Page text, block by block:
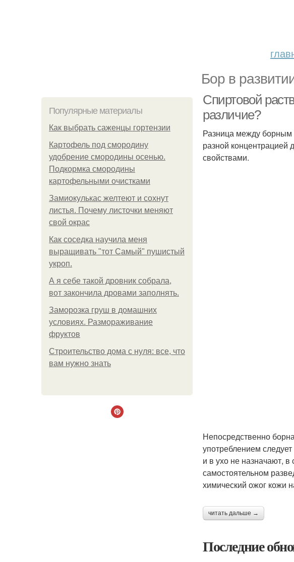
Бор в
Популярные материалы
Как выбрать саженцы гортензии
Картофель под смородину
удобрение смородины осенью.
Подкормка смородины
картофельными очистками
Замиокулькас желтеют и сохнут
листья. Почему листочки меняют
свой окрас
Как соседка научила меня
выращивать "тот Самый" пушистый
укроп.
А я себе такой дровник собрала,
вот закончила дровами заполнять.
Заморозка груш в домашних
условиях. Размораживание
фруктов
Строительство дома с нуля: все, что
вам нужно знать
Спиртовой
различие?
Разница между борным
разной
свойствами.
Непосредственно
употреблением
и в ухо не назначают, в
самостоятельном
химический ожог кожи
читать дальше →
Последние